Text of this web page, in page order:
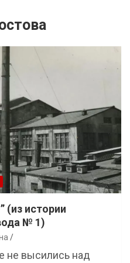
(из истории
№ 1)
не высились над